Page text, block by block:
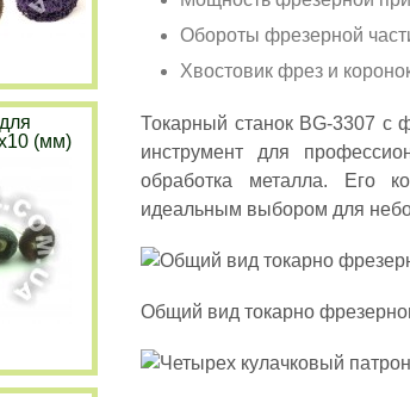
Обороты фрезерной
Хвостовик фрез и
Токарный станок BG-3307 с
инструмент для
обработка металла. Его
идеальным выбором для
Общий вид токарно
(мм)